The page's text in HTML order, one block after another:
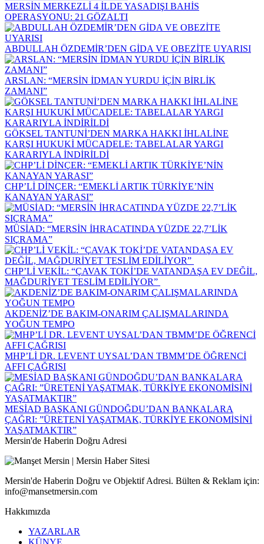
MERSİN MERKEZLİ 4 İLDE YASADIŞI BAHİS
OPERASYONU: 21 GÖZALTI
ABDULLAH ÖZDEMİR’DEN GİDA VE OBEZİTE UYARISI
ARSLAN: “MERSİN İDMAN YURDU İÇİN BİRLİK
ZAMANI”
GÖKSEL TANTUNİ’DEN MARKA HAKKI İHLALİNE
KARŞI HUKUKİ MÜCADELE: TABELALAR YARGI
KARARIYLA İNDİRİLDİ
CHP’Lİ DİNÇER: “EMEKLİ ARTIK TÜRKİYE’NİN
KANAYAN YARASI”
MÜSİAD: “MERSİN İHRACATINDA YÜZDE 22,7’LİK
SIÇRAMA”
CHP’Lİ VEKİL: “ÇAVAK TOKİ’DE VATANDAŞA EV DEĞİL,
MAĞDURİYET TESLİM EDİLİYOR”
AKDENİZ’DE BAKIM-ONARIM ÇALIŞMALARINDA
YOĞUN TEMPO
MHP’Lİ DR. LEVENT UYSAL’DAN TBMM’DE ÖĞRENCİ
AFFI ÇAĞRISI
MESİAD BAŞKANI GÜNDOĞDU’DAN BANKALARA
ÇAĞRI: ​”ÜRETENİ YAŞATMAK, TÜRKİYE EKONOMİSİNİ
YAŞATMAKTIR”
Mersin'de Haberin Doğru Adresi
Mersin'de Haberin Doğru ve Objektif Adresi. Bülten & Reklam için:
info@mansetmersin.com
Hakkımızda
YAZARLAR
KÜNYE